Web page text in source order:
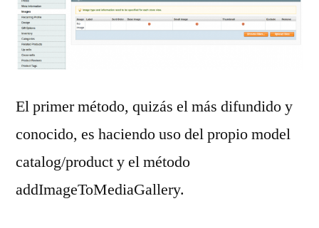
El primer método, quizás el más difundido y
conocido, es haciendo uso del propio model
catalog/product y el método
addImageToMediaGallery.